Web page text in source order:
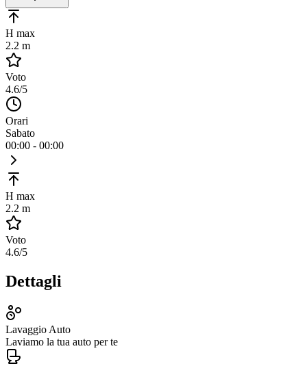
H max
2.2 m
Voto
4.6/5
Orari
Sabato
00:00 - 00:00
H max
2.2 m
Voto
4.6/5
Dettagli
Lavaggio Auto
Laviamo la tua auto per te